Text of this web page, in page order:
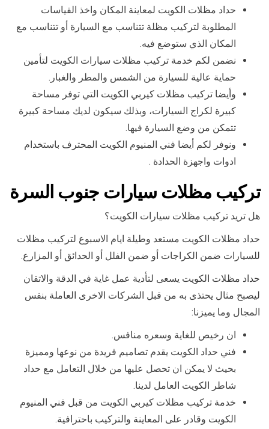
حداد مظلات الكويت لمعاينة المكان واخذ القياسات
المطلوبة لتركيب مظلة تتناسب مع السيارة أو تتناسب مع
المكان الذي ستوضع فيه.
نضمن لكم خدمة تركيب مظلات سيارات الكويت لتأمين
حماية عالية للسيارة من الشمس والمطر والغبار.
وأيضا تركيب مظلات كيربي الكويت التي توفر مساحة
كبيرة لكراج السيارات، وبذلك سيكون لديك مساحة كبيرة
تتمكن من وضع السيارة فيها.
ونوفر لكم أيضا فني المنيوم الكويت المحترف باستخدام
ادوات واجهزة الحدادة .
تركيب مظلات سيارات جنوب السرة
هل تريد تركيب مظلات سيارات الكويت؟
حداد مظلات الكويت مستعد وطيلة ايام الاسبوع لتركيب مظلات
للسيارات ضمن الكراجات أو ضمن الفلل أو الحدائق أو المزارع.
حداد مظلات الكويت يسعى لتأدية عمل غاية في الدقة والاتقان
ليصبح مثال يحتذى به من قبل الشركات الاخرى العاملة بنفس
المجال وما يميزنا:
ان رخيص للغاية وسعره منافس.
فني حداد الكويت يقدم تصاميم فريدة من نوعها ومميزة
بحيث لا يمكن ان تحصل عليها من خلال التعامل مع حداد
شاطر الكويت العامل لدينا.
خدمة تركيب مظلات كيربي الكويت من قبل فني المنيوم
الكويت وقادر على المعاينة والتركيب باحترافية.